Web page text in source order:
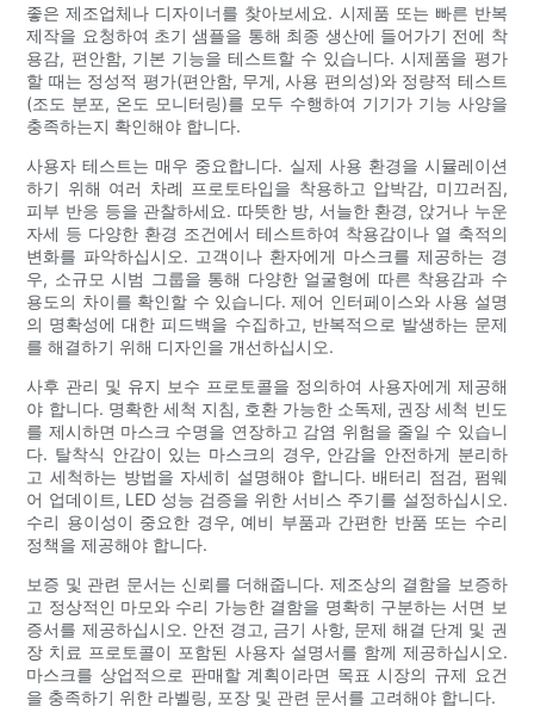
좋은 제조업체나 디자이너를 찾아보세요. 시제품 또는 빠른 반복
제작을 요청하여 초기 샘플을 통해 최종 생산에 들어가기 전에 착
용감, 편안함, 기본 기능을 테스트할 수 있습니다. 시제품을 평가
할 때는 정성적 평가(편안함, 무게, 사용 편의성)와 정량적 테스트
(조도 분포, 온도 모니터링)를 모두 수행하여 기기가 기능 사양을
충족하는지 확인해야 합니다.
사용자 테스트는 매우 중요합니다. 실제 사용 환경을 시뮬레이션
하기 위해 여러 차례 프로토타입을 착용하고 압박감, 미끄러짐,
피부 반응 등을 관찰하세요. 따뜻한 방, 서늘한 환경, 앉거나 누운
자세 등 다양한 환경 조건에서 테스트하여 착용감이나 열 축적의
변화를 파악하십시오. 고객이나 환자에게 마스크를 제공하는 경
우, 소규모 시범 그룹을 통해 다양한 얼굴형에 따른 착용감과 수
용도의 차이를 확인할 수 있습니다. 제어 인터페이스와 사용 설명
의 명확성에 대한 피드백을 수집하고, 반복적으로 발생하는 문제
를 해결하기 위해 디자인을 개선하십시오.
사후 관리 및 유지 보수 프로토콜을 정의하여 사용자에게 제공해
야 합니다. 명확한 세척 지침, 호환 가능한 소독제, 권장 세척 빈도
를 제시하면 마스크 수명을 연장하고 감염 위험을 줄일 수 있습니
다. 탈착식 안감이 있는 마스크의 경우, 안감을 안전하게 분리하
고 세척하는 방법을 자세히 설명해야 합니다. 배터리 점검, 펌웨
어 업데이트, LED 성능 검증을 위한 서비스 주기를 설정하십시오.
수리 용이성이 중요한 경우, 예비 부품과 간편한 반품 또는 수리
정책을 제공해야 합니다.
보증 및 관련 문서는 신뢰를 더해줍니다. 제조상의 결함을 보증하
고 정상적인 마모와 수리 가능한 결함을 명확히 구분하는 서면 보
증서를 제공하십시오. 안전 경고, 금기 사항, 문제 해결 단계 및 권
장 치료 프로토콜이 포함된 사용자 설명서를 함께 제공하십시오.
마스크를 상업적으로 판매할 계획이라면 목표 시장의 규제 요건
을 충족하기 위한 라벨링, 포장 및 관련 문서를 고려해야 합니다.